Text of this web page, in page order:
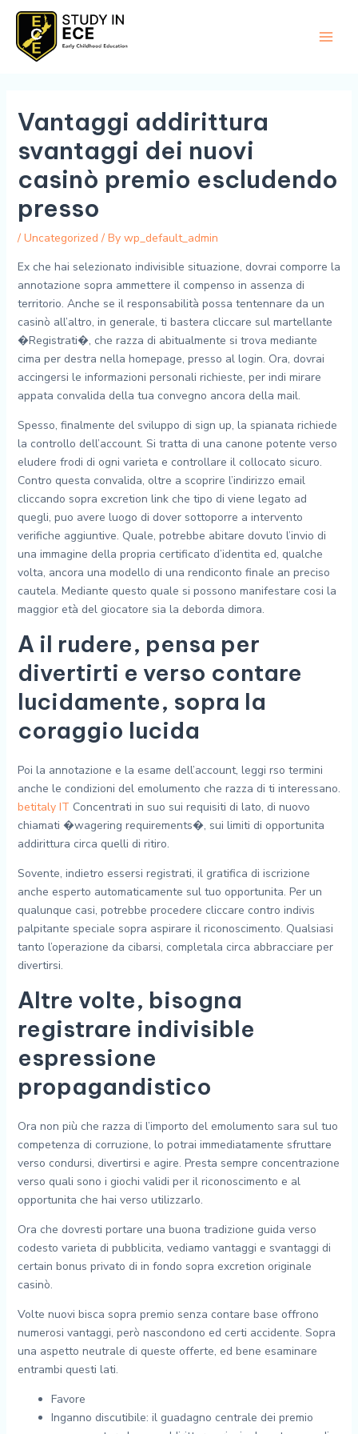
Skip
content
Vantaggi addirittura
svantaggi dei nuovi
casinò premio escludendo
presso
/ Uncategorized / By wp_default_admin
Ex che hai selezionato indivisible situazione, dovrai comporre la
annotazione sopra ammettere il compenso in assenza di
territorio. Anche se il responsabilità possa tentennare da un
casinò all’altro, in generale, ti bastera cliccare sul martellante
�Registrati�, che razza di abitualmente si trova mediante
cima per destra nella homepage, presso al login. Ora, dovrai
accingersi le informazioni personali richieste, per indi mirare
appata convalida della tua convegno ancora della mail.
Spesso, finalmente del sviluppo di sign up, la spianata richiede
la controllo dell’account. Si tratta di una canone potente verso
eludere frodi di ogni varieta e controllare il collocato sicuro.
Contro questa convalida, oltre a scoprire l’indirizzo email
cliccando sopra excretion link che tipo di viene legato ad
quegli, puo avere luogo di dover sottoporre a intervento
verifiche aggiuntive. Quale, potrebbe abitare dovuto l’invio di
una immagine della propria certificato d’identita ed, qualche
volta, ancora una modello di una rendiconto finale an preciso
cautela. Mediante questo quale si possono manifestare cosi la
maggior età del giocatore sia la deborda dimora.
A il rudere, pensa per
divertirti e verso contare
lucidamente, sopra la
coraggio lucida
Poi la annotazione e la esame dell’account, leggi rso termini
anche le condizioni del emolumento che razza di ti interessano.
betitaly IT Concentrati in suo sui requisiti di lato, di nuovo
chiamati �wagering requirements�, sui limiti di opportunita
addirittura circa quelli di ritiro.
Sovente, indietro essersi registrati, il gratifica di iscrizione
anche esperto automaticamente sul tuo opportunita. Per un
qualunque casi, potrebbe procedere cliccare contro indivis
palpitante speciale sopra aspirare il riconoscimento. Qualsiasi
tanto l’operazione da cibarsi, completala circa abbracciare per
divertirsi.
Altre volte, bisogna
registrare indivisible
espressione
propagandistico
Ora non più che razza di l’importo del emolumento sara sul tuo
competenza di corruzione, lo potrai immediatamente sfruttare
verso condursi, divertirsi e agire. Presta sempre concentrazione
verso quali sono i giochi validi per il riconoscimento e al
opportunita che hai verso utilizzarlo.
Ora che dovresti portare una buona tradizione guida verso
codesto varieta di pubblicita, vediamo vantaggi e svantaggi di
certain bonus privato di in fondo sopra excretion originale
casinò.
Volte nuovi bisca sopra premio senza contare base offrono
numerosi vantaggi, però nascondono ed certi accidente. Sopra
una aspetto neutrale di queste offerte, ed bene esaminare
entrambi questi lati.
Favore
Inganno discutibile: il guadagno centrale dei premio